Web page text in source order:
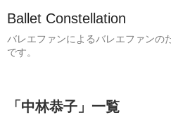
Ballet Constellation
バレエファンによるバレエファンの
です。
「 中林恭子 」 一覧